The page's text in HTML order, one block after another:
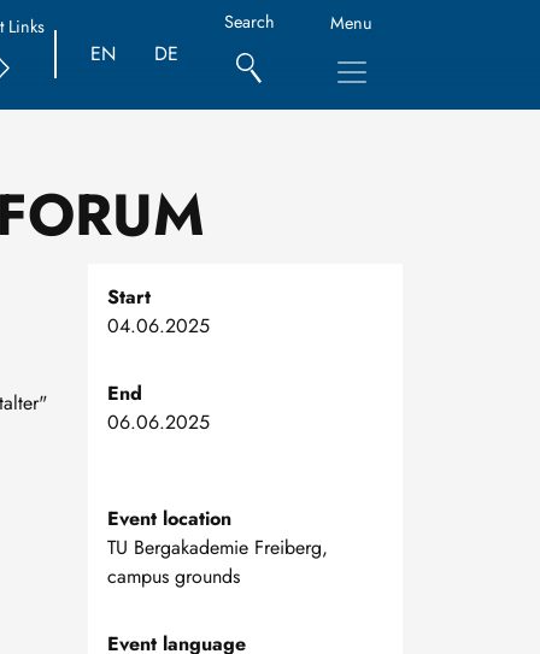
Links
EN DE
Search Menu
Start
04.06.2025
End
06.06.2025
Event location
TU Bergakademie Freiberg,
campus grounds
Event language